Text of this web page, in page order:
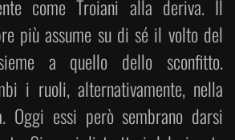
come Troiani alla deriva. Il
più assume su di sé il volto del
a quello dello sconfitto.
i ruoli, alternativamente, nella
Oggi essi però sembrano darsi